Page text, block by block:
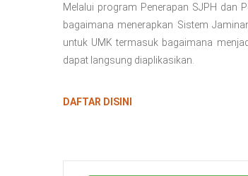
Melalui program Penerapan SJPH dan
bagaimana menerapkan Sistem
untuk UMK termasuk bagaimana
dapat langsung diaplikasikan.
DAFTAR DISINI